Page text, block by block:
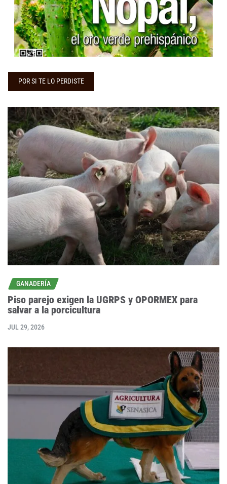
POR SI TE LO PERDISTE
GANADERÍA
Piso parejo exigen la UGRPS y OPORMEX para
salvar a la porcicultura
JUL 29, 2026